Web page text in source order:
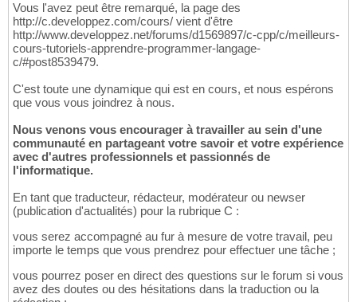
Vous l'avez peut être remarqué, la page des
http://c.developpez.com/cours/ vient d'être
http://www.developpez.net/forums/d1569897/c-cpp/c/meilleurs-
cours-tutoriels-apprendre-programmer-langage-
c/#post8539479.
C'est toute une dynamique qui est en cours, et nous espérons
que vous vous joindrez à nous.
Nous venons vous encourager à travailler au sein d'une
communauté en partageant votre savoir et votre expérience
avec d'autres professionnels et passionnés de
l'informatique.
En tant que traducteur, rédacteur, modérateur ou newser
(publication d'actualités) pour la rubrique C :
vous serez accompagné au fur à mesure de votre travail, peu
importe le temps que vous prendrez pour effectuer une tâche ;
vous pourrez poser en direct des questions sur le forum si vous
avez des doutes ou des hésitations dans la traduction ou la